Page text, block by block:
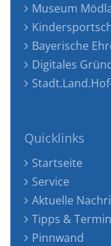
Museum
Bayerische
Digitales
Quicklinks
Startseite
Service
Aktuelle
Tipps &
Pinnwand